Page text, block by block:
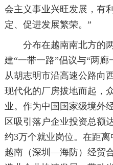
会主义事业兴旺发展，有
定、促进发展繁荣。”
分布在越南南北方的两
建“一带一路”倡议与“两廊
从胡志明市沿高速公路向
现代化的厂房拔地而起，
业。作为中国国家级境外
区吸引落户企业投资总额
约3万个就业岗位。在距离
越南（深圳—海防）经贸